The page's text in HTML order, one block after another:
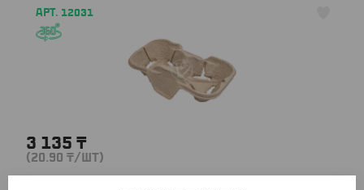
АРТ. 12031
3 135 ₸
(20.90 ₸/ШТ)
Держатель подставка для 2 стаканов